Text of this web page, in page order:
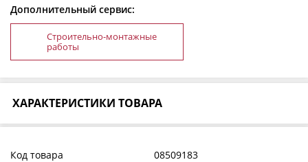
Дополнительный сервис:
Строительно-монтажные
работы
ХАРАКТЕРИСТИКИ ТОВАРА
Код товара
08509183